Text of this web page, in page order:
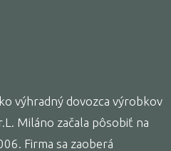
výhradný dovozca výrobkov
Miláno začala pôsobiť na
Firma sa zaoberá